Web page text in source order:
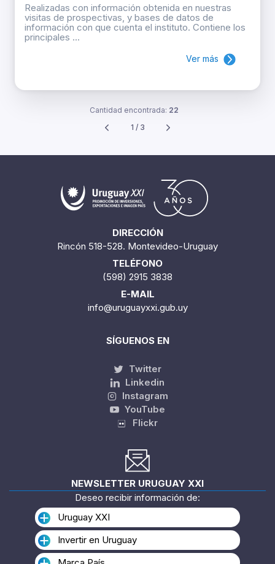
Realizadas con información obtenida en nuestras
visitas de prospectivas, y bases de datos de
información con que cuenta el instituto. Contiene los
principales ...
Ver más
Cantidad encontrada: 22
1 / 3
DIRECCIÓN
Rincón 518-528. Montevideo-Uruguay
TELÉFONO
(598) 2915 3838
E-MAIL
info@uruguayxxi.gub.uy
SÍGUENOS EN
Twitter
Linkedin
Instagram
YouTube
Flickr
NEWSLETTER URUGUAY XXI
Deseo recibir información de:
Uruguay XXI
Invertir en Uruguay